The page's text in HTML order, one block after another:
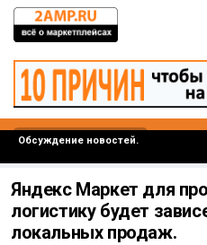
Обсуждение новостей.
Яндекс Маркет для
логистику будет
локальных продаж.